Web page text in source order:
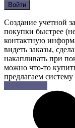
Войти
Создание учетной
покупки быстрее
контактную
видеть заказы,
накапливать при
можно что-то
предлагаем систему